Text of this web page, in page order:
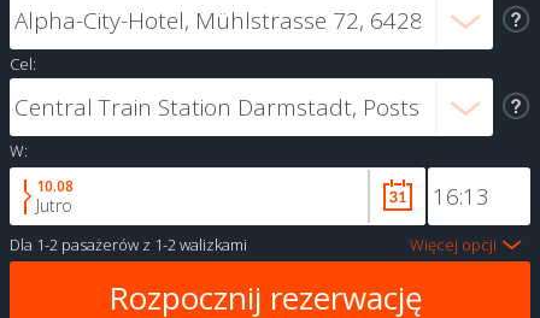
Cel:
W:
10.08
Jutro
Dla 1-2 pasażerów z 1-2 walizkami Więcej opcji